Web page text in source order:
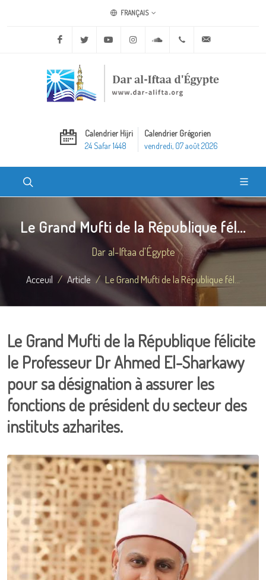
FRANÇAIS
Facebook Twitter Youtube Instagram Soundcloud+20 2 25970400
Calendrier Hijri
24 Safar 1448
Calendrier Grégorien
vendredi, 07 août 2026
Le Grand Mufti de la République fél...
Dar al-Iftaa d'Égypte
Acceuil Article Le Grand Mufti de la République fél...
Le Grand Mufti de la République félicite
le Professeur Dr Ahmed El-Sharkawy
pour sa désignation à assurer les
fonctions de président du secteur des
instituts azharites.